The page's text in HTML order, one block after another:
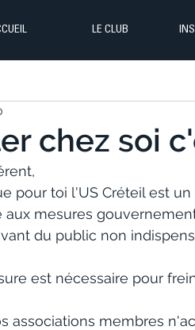
LE CLUB
chez soi
pour toi l'US Créteil est
aux mesures
du public non
est nécessaire pour
associations membres